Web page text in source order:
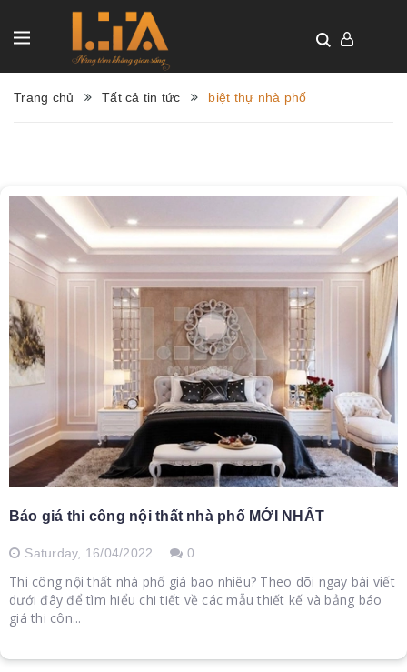
Trang chủ Tất cả tin tức biệt thự nhà phố
Báo giá thi công nội thất nhà phố MỚI NHẤT
Saturday, 16/04/2022 0
Thi công nội thất nhà phố giá bao nhiêu? Theo dõi ngay bài viết
dưới đây để tìm hiểu chi tiết về các mẫu thiết kế và bảng báo
giá thi côn...